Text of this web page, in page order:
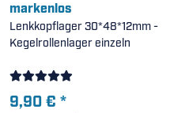
markenlos
Lenkkopflager 30*48*12mm -
Kegelrollenlager einzeln
9,90 € *